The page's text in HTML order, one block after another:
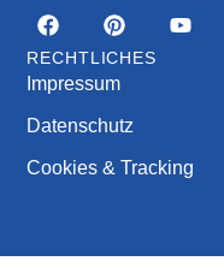
RECHTLICHES
Impressum
Datenschutz
Cookies & Tracking